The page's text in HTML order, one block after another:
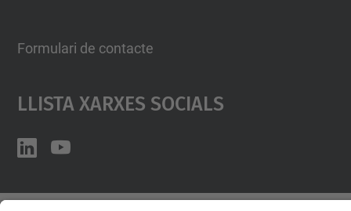
Formulari de contacte
Llista Xarxes Socials